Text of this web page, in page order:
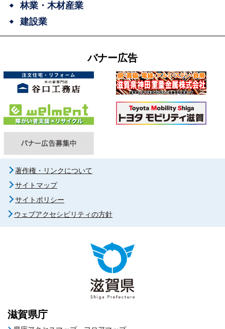
林業・木材産業
建設業
バナー広告
著作権・リンクについて
サイトマップ
サイトポリシー
ウェブアクセシビリティの方針
滋賀県庁